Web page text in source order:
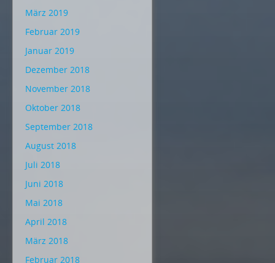
März 2019
Februar 2019
Januar 2019
Dezember 2018
November 2018
Oktober 2018
September 2018
August 2018
Juli 2018
Juni 2018
Mai 2018
April 2018
März 2018
Februar 2018